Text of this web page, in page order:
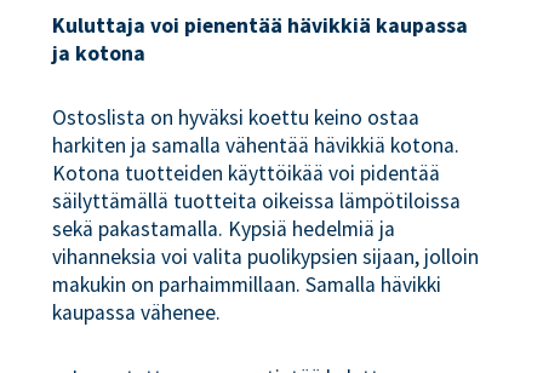
Kuluttaja voi pienentää hävikkiä kaupassa
ja kotona
Ostoslista on hyväksi koettu keino ostaa
harkiten ja samalla vähentää hävikkiä kotona.
Kotona tuotteiden käyttöikää voi pidentää
säilyttämällä tuotteita oikeissa lämpötiloissa
sekä pakastamalla. Kypsiä hedelmiä ja
vihanneksia voi valita puolikypsien sijaan, jolloin
makukin on parhaimmillaan. Samalla hävikki
kaupassa vähenee.